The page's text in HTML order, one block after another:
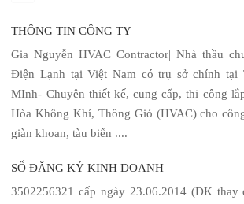
THÔNG TIN CÔNG TY
Gia Nguyễn HVAC Contractor| Nhà thầu
Điện Lạnh tại Việt Nam có trụ sở chính tại
MInh- Chuyên thiết kế, cung cấp, thi công
Hòa Không Khí, Thông Gió (HVAC) cho
giàn khoan, tàu biển ....
SỐ ĐĂNG KÝ KINH DOANH
3502256321 cấp ngày 23.06.2014 (ĐK